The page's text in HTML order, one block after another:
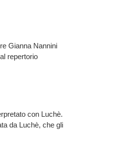
Gianna Nannini
repertorio
con Luchè.
da Luchè, che gli